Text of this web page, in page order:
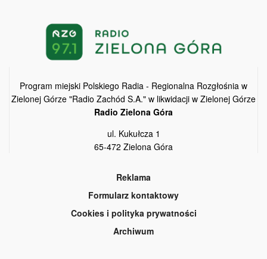
Program miejski Polskiego Radia - Regionalna Rozgłośnia w
Zielonej Górze "Radio Zachód S.A." w likwidacji w Zielonej Górze
Radio Zielona Góra
ul. Kukułcza 1
65-472 Zielona Góra
Reklama
Formularz kontaktowy
Cookies i polityka prywatności
Archiwum